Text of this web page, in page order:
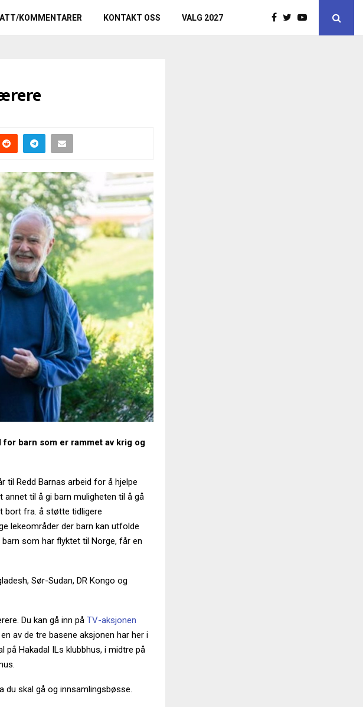
KOMMENTARER KONTAKT OSS VALG 2027
barn som er rammet av krig og
til Redd Barnas arbeid for å hjelpe
til å gi barn muligheten til å gå
bort fra. å støtte tidligere
lekeområder der barn kan utfolde
som har flyktet til Norge, får en
Sør-Sudan, DR Kongo og
Du kan gå inn på TV-aksjonen
av de tre basene aksjonen har her i
på Hakadal ILs klubbhus, i midtre på
du skal gå og innsamlingsbøsse.